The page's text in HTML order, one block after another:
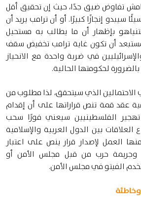
تفاوض ضيق جدًا، حيث إن تحقيق أقل
سيبدو إنجازًا كبيرًا. أو أن ترامب يريد أن
بإظهار أن ما يطالب به مستحيل
أن تكون غاية ترامب تخفيض سقف
في ضربة واحدة مع الانحياز
لحكومتها الحالية.
الاحتمالين الذي سيتحقق، لذا مطلوب من
عقد قمة تنص قراراتها على أن إقدام
تهجير الفلسطينيين سيعني فورًا سحب
بين الدول العربية والإسلامية
العمل لإصدار قرار ينص على اعتبار
وجريمة حرب من قبل مجلس الأمن أو
الفيتو في مجلس الأمن.